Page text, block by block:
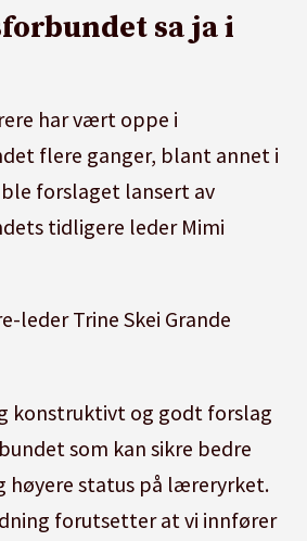
sa ja i
har vært oppe i
flere ganger, blant annet i
ble forslaget lansert av
tidligere leder Mimi
leder Trine Skei Grande
konstruktivt og godt forslag
som kan sikre bedre
høyere status på læreryrket.
forutsetter at vi innfører